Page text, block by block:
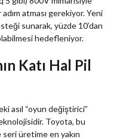
atması gerekiyor. Yeni
sunarak, yüzde 10’dan
hedefleniyor.
Katı Hal Pil
asıl “oyun değiştirici”
Toyota, bu
seri üretime en yakın